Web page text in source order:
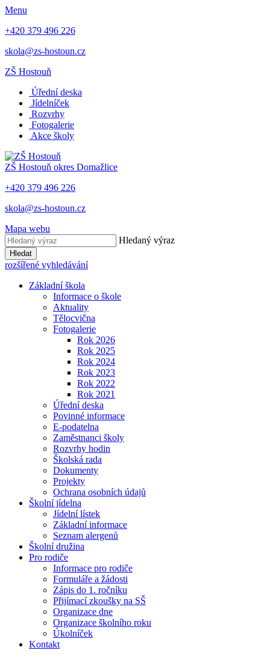
Menu
+420 379 496 226
skola@zs-hostoun.cz
ZŠ Hostouň
Úřední deska
Jídelníček
Rozvrhy
Fotogalerie
Akce školy
ZŠ Hostouň okres Domažlice
+420 379 496 226
skola@zs-hostoun.cz
Mapa webu
Hledaný výraz
Hledat
rozšířené vyhledávání
Základní škola
Informace o škole
Aktuality
Tělocvična
Fotogalerie
Rok 2026
Rok 2025
Rok 2024
Rok 2023
Rok 2022
Rok 2021
Úřední deska
Povinné informace
E-podatelna
Zaměstnanci školy
Rozvrhy hodin
Školská rada
Dokumenty
Projekty
Ochrana osobních údajů
Školní jídelna
Jídelní lístek
Základní informace
Seznam alergenů
Školní družina
Pro rodiče
Informace pro rodiče
Formuláře a žádosti
Zápis do 1. ročníku
Přijímací zkoušky na SŠ
Organizace dne
Organizace školního roku
Úkolníček
Kontakt